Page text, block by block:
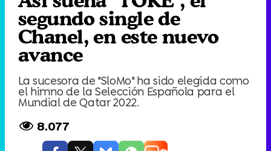
8
Eliminar anuncios